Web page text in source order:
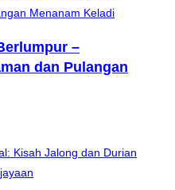
–
dan Pulangan